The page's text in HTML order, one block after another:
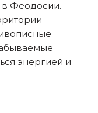
в Феодосии.
энергией и